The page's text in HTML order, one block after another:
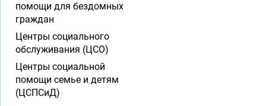
помощи для бездомных
граждан
Центры социального
обслуживания (ЦСО)
Центры социальной
помощи семье и детям
(ЦСПСиД)